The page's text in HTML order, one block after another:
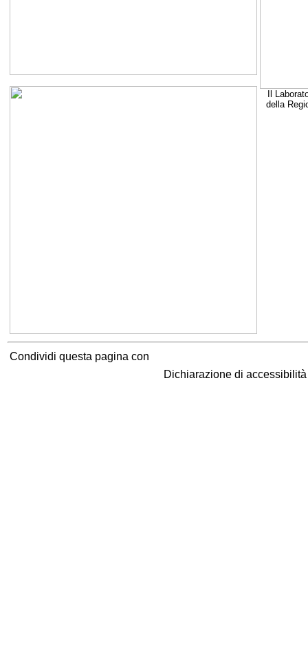
Il
della
Condividi questa pagina con
Dichiarazione di